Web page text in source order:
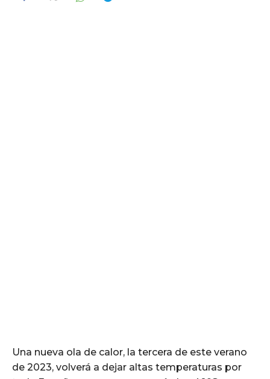
Una nueva ola de calor, la tercera de este verano
de 2023, volverá a dejar altas temperaturas por